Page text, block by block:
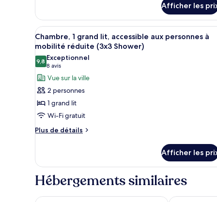
Shower)
chambre :
Room,
1
Queen
Bed,
Accessible
(Roll-
In
Shower)
Room,
Queen
Bed,
(Roll-
In
Shower)
Afficher les
Afficher
toutes
les
photos
pour
ce
type
de
chambre :
Chambre,
lit,
accessible
aux
personnes
Coffre-fort pour ordinateur
5
Chambre, 1 grand lit, accessible aux personnes à
mobilité réduite (3x3 Shower)
9,89,8 sur 10
Exceptionnel
8 avis
(8 avis)
Vue sur la ville
2 personnes
1 grand lit
Wi-Fi gratuit
Plus de détails
Plus
Chambre,
grand
accessible
Afficher les
Hébergements similaires